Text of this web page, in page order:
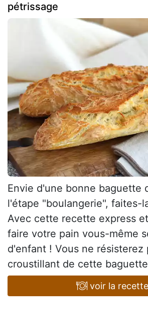
pétrissage
Envie d'une bonne baguette
l'étape "boulangerie", faites-
Avec cette recette express
faire votre pain vous-même
d'enfant ! Vous ne résisterez
croustillant de cette
voir la recette